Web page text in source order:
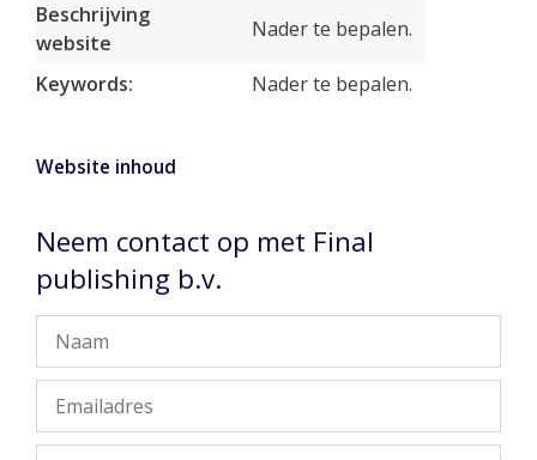
Beschrijving
website
Nader te bepalen.
Keywords: Nader te bepalen.
Website inhoud
Neem contact op met Final
publishing b.v.